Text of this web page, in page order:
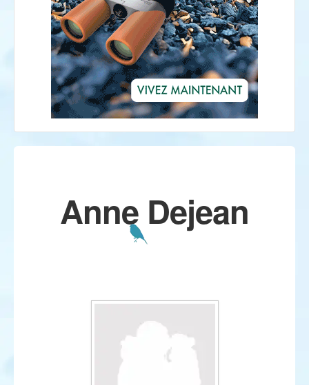
Anne Dejean